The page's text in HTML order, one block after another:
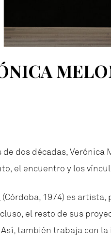
de dos décadas,
el encuentro y los
(Córdoba, 1974) es
el resto de sus
también trabaja con